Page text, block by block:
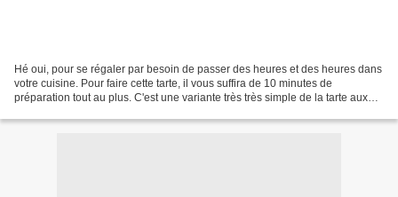
Hé oui, pour se régaler par besoin de passer des heures et des heures dans
votre cuisine. Pour faire cette tarte, il vous suffira de 10 minutes de
préparation tout au plus. C'est une variante très très simple de la tarte aux